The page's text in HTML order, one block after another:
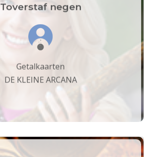
Toverstaf negen
Getalkaarten
DE KLEINE ARCANA